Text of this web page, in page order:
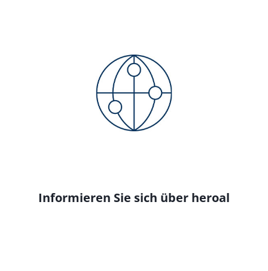
Informieren Sie sich über heroal